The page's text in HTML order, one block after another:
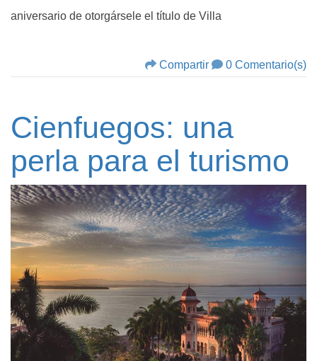
aniversario de otorgársele el título de Villa
Compartir 0 Comentario(s)
Cienfuegos: una
perla para el turismo